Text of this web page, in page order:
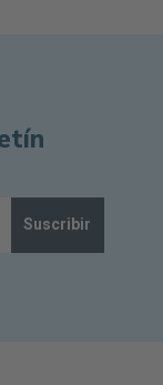
Suscribir